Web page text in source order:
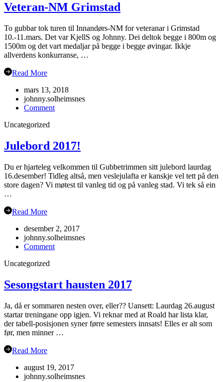
Veteran-NM Grimstad
To gubbar tok turen til Innandørs-NM for veteranar i Grimstad
10.-11.mars. Det var KjellS og Johnny. Dei deltok begge i 800m og
1500m og det vart medaljar på begge i begge øvingar. Ikkje
allverdens konkurranse, …
Read More
mars 13, 2018
johnny.solheimsnes
Commenton
Uncategorized
Julebord 2017!
Du er hjarteleg velkommen til Gubbetrimmen sitt julebord laurdag
16.desember! Tidleg altså, men veslejulafta er kanskje vel tett på den
store dagen? Vi møtest til vanleg tid og på vanleg stad. Vi tek så ein
…
Read More
desember 2, 2017
johnny.solheimsnes
Commenton
Uncategorized
Sesongstart hausten 2017
Ja, då er sommaren nesten over, eller?? Uansett: Laurdag 26.august
startar treningane opp igjen. Vi reknar med at Roald har lista klar,
der tabell-posisjonen syner førre semesters innsats! Elles er alt som
før, men minner …
Read More
august 19, 2017
johnny.solheimsnes